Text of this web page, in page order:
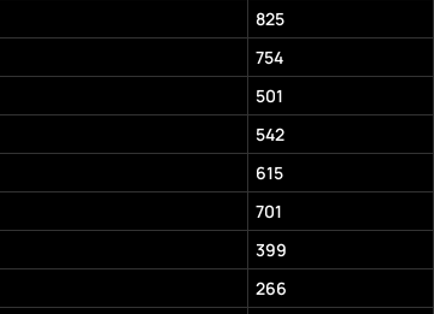
825
754
501
542
615
701
399
266